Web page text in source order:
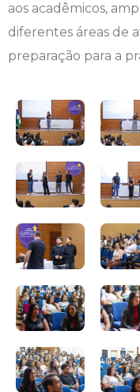
aos acadêmicos,
diferentes áreas de
preparação para a
Odontologia
Psicologia
Publicidade e
Plano de Ensino
Segunda Chamada
Seguro Escolar
Sapien
Simulado
Programa de
Publicações
Revistas Campo
WhatsApp Campo